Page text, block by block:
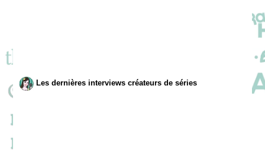
Les dernières interviews créateurs de séries